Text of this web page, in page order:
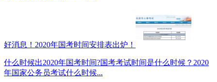
好消息！2020年国考时间安排表出炉！
什么时候出2020年国考时间?国考考试时间是什么时候？2020
年国家公务员考试什么时候...